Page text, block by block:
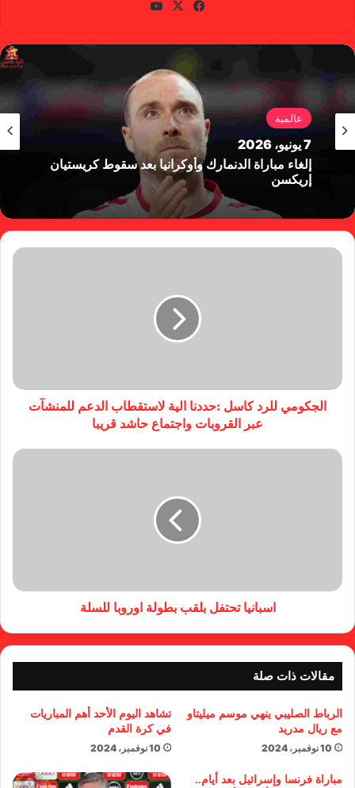
في
وك
X
عالمية
7 يونيو، 2026
إلغاء مباراة الدنمارك وأوكرانيا بعد سقوط كريستيان
إريكسن
الجكومي للرد كاسل :حددنا الية لاستقطاب الدعم للمنشآت
عبر القروبات واجتماع حاشد قريبا
اسبانيا تحتفل بلقب بطولة اوروبا للسلة
مقالات ذات صلة
الرباط الصليبي ينهي موسم ميليتاو
مع ريال مدريد
10 نوفمبر، 2024
تشاهد اليوم الأحد أهم المباريات
في كرة القدم
10 نوفمبر، 2024
مباراة فرنسا وإسرائيل بعد أيام..